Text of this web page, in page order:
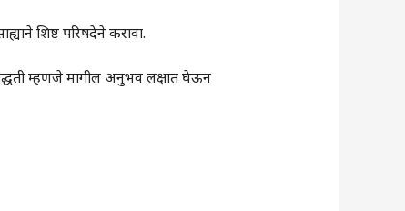
शिष्ट परिषदेने करावा.
म्हणजे मागील अनुभव लक्षात घेऊन